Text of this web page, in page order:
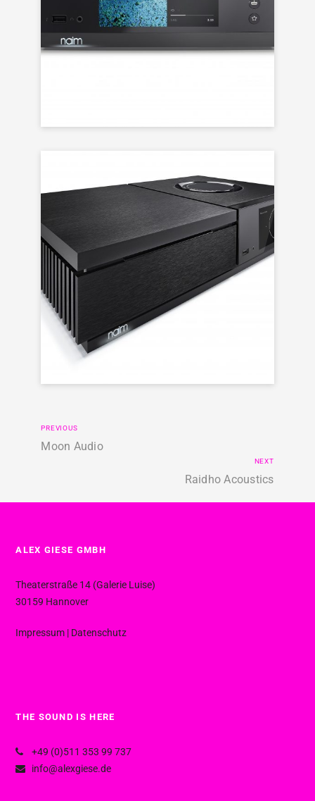
PREVIOUS
Moon Audio
NEXT
Raidho Acoustics
ALEX GIESE GMBH
Theaterstraße 14 (Galerie Luise)
30159 Hannover
Impressum | Datenschutz
THE SOUND IS HERE
+49 (0)511 353 99 737
info@alexgiese.de